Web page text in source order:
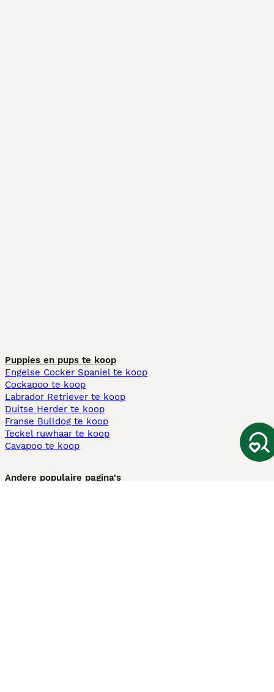
Puppies en pups te koop
Engelse Cocker Spaniel te koop
Cockapoo te koop
Labrador Retriever te koop
Duitse Herder te koop
Franse Bulldog te koop
Teckel ruwhaar te koop
Cavapoo te koop
Andere populaire pagina's